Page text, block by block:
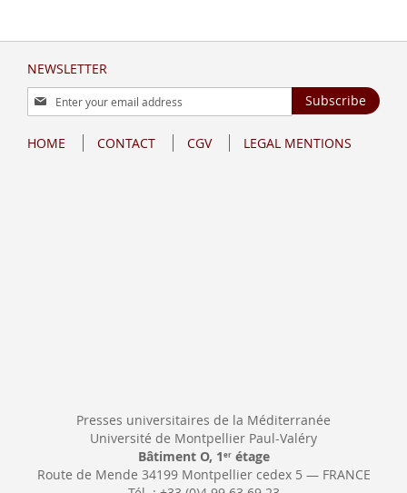
NEWSLETTER
Sign
Up
Our
Subscribe
HOME CONTACT CGV LEGAL MENTIONS
Presses universitaires de la Méditerranée
Université de Montpellier Paul-Valéry
Bâtiment O, 1 erétage
Route de Mende 34199 Montpellier cedex 5 — FRANCE